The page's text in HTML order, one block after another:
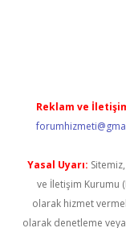
Reklam ve
Yasal Uyarı:
ve İletişim Kurumu
olarak hizmet
olarak denetleme